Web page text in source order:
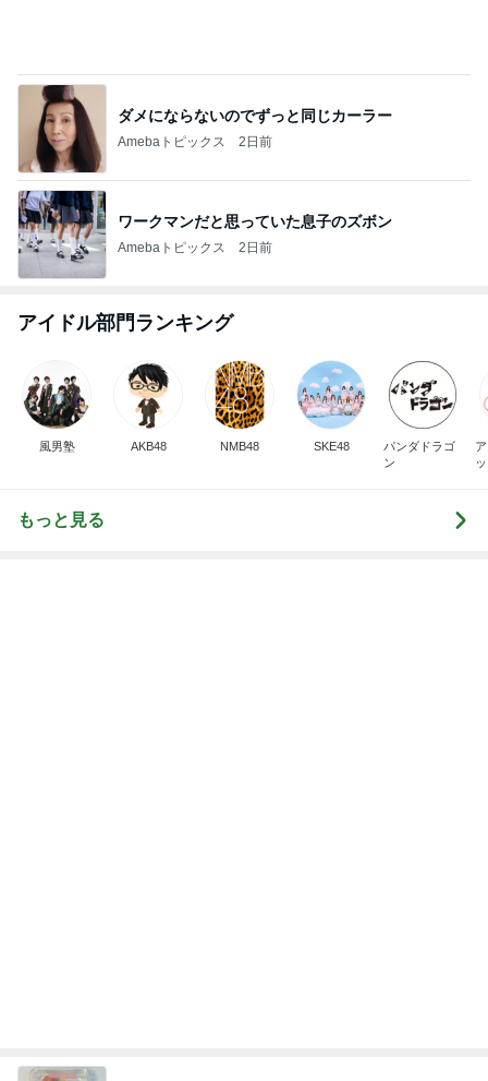
ダメにならないのでずっと同じカーラー
Amebaトピックス 2日前
ワークマンだと思っていた息子のズボン
Amebaトピックス 2日前
アイドル部門ランキング
風男塾 AKB48 NMB48 SKE48
パンダドラゴ
ン
もっと見る